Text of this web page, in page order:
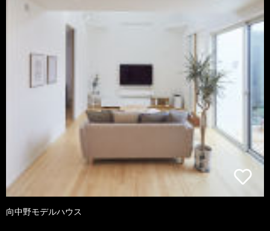
向中野モデルハウス